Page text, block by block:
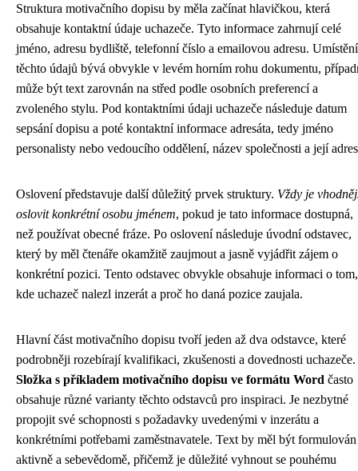
Struktura motivačního dopisu by měla začínat hlavičkou, která
obsahuje kontaktní údaje uchazeče. Tyto informace zahrnují celé
jméno, adresu bydliště, telefonní číslo a emailovou adresu. Umístění
těchto údajů bývá obvykle v levém horním rohu dokumentu,
může být text zarovnán na střed podle osobních preferencí a
zvoleného stylu. Pod kontaktními údaji uchazeče následuje datum
sepsání dopisu a poté kontaktní informace adresáta, tedy jméno
personalisty nebo vedoucího oddělení, název společnosti a její
Oslovení představuje další důležitý prvek struktury. Vždy je
oslovit konkrétní osobu jménem, pokud je tato informace dostupná,
než používat obecné fráze. Po oslovení následuje úvodní odstavec,
který by měl čtenáře okamžitě zaujmout a jasně vyjádřit zájem o
konkrétní pozici. Tento odstavec obvykle obsahuje informaci o tom,
kde uchazeč nalezl inzerát a proč ho daná pozice zaujala.
Hlavní část motivačního dopisu tvoří jeden až dva odstavce, které
podrobněji rozebírají kvalifikaci, zkušenosti a dovednosti uchazeče.
Složka s příkladem motivačního dopisu ve formátu Word často
obsahuje různé varianty těchto odstavců pro inspiraci. Je nezbytné
propojit své schopnosti s požadavky uvedenými v inzerátu a
konkrétními potřebami zaměstnavatele. Text by měl být formulován
aktivně a sebevědomě, přičemž je důležité vyhnout se pouhému